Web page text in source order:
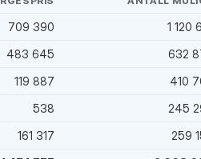
709 390 1 120
483 645 632
119 887 410
538 245
161 317 259